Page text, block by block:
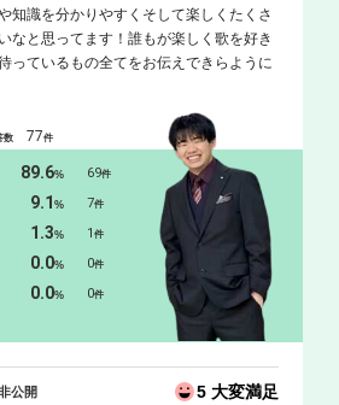
知識を分かりやすくそして楽しくたくさ
なと思ってます！誰もが楽しく歌を好き
っているもの全てをお伝えできらように
数 77件
89.6% 69件
9.1% 7件
1.3% 1件
0.0% 0件
0.0% 0件
公開 5 大変満足